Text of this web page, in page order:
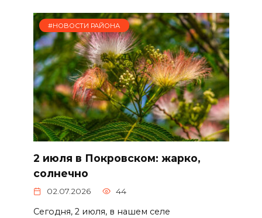
#НОВОСТИ РАЙОНА
2 июля в Покровском: жарко,
солнечно
02.07.2026 44
Сегодня, 2 июля, в нашем селе